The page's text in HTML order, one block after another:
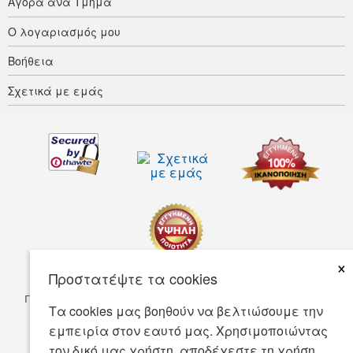
Προστατέψτε τα cookies
×
Τα cookies μας βοηθούν να βελτιώσουμε την
εμπειρία στον εαυτό μας. Χρησιμοποιώντας
Ο λογαριασμός μου
Βοήθεια
Σχετικά με εμάς
Προσαρμοστικότητα
Πολιτική Ασφάλειας